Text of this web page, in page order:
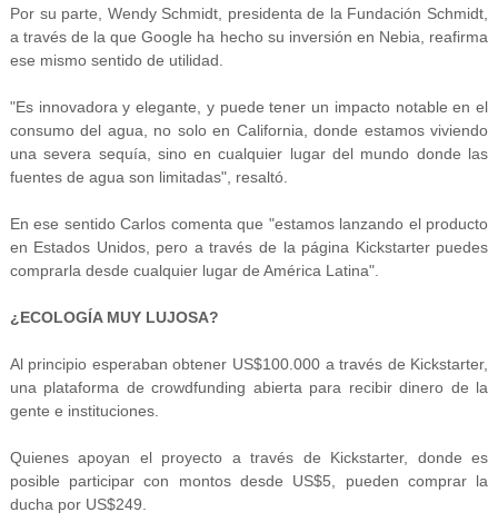
Por su parte, Wendy Schmidt, presidenta de la Fundación Schmidt,
a través de la que Google ha hecho su inversión en Nebia, reafirma
ese mismo sentido de utilidad.
"Es innovadora y elegante, y puede tener un impacto notable en el
consumo del agua, no solo en California, donde estamos viviendo
una severa sequía, sino en cualquier lugar del mundo donde las
fuentes de agua son limitadas", resaltó.
En ese sentido Carlos comenta que "estamos lanzando el producto
en Estados Unidos, pero a través de la página Kickstarter puedes
comprarla desde cualquier lugar de América Latina".
¿ECOLOGÍA MUY LUJOSA?
Al principio esperaban obtener US$100.000 a través de Kickstarter,
una plataforma de crowdfunding abierta para recibir dinero de la
gente e instituciones.
Quienes apoyan el proyecto a través de Kickstarter, donde es
posible participar con montos desde US$5, pueden comprar la
ducha por US$249.